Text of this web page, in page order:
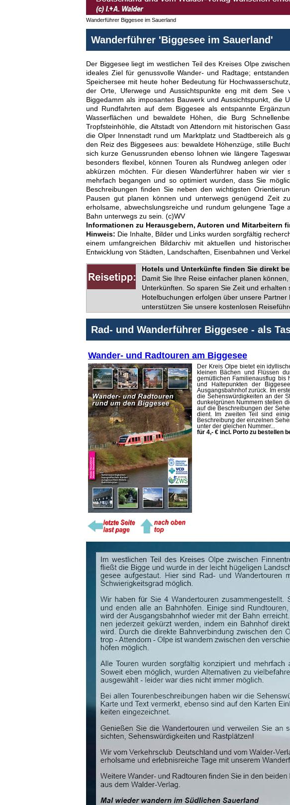
Wanderführer Biggesee im Sauerland
Wanderführer 'Biggesee im Sauerland'
Der Biggesee liegt im westlichen Teil des Kreises Olpe
ideales Ziel für genussvolle Wander- und Radtage;
Speichersee mit heute hoher Bedeutung für
der Orte, Uferwege und Aussichtspunkte eng mit dem
Biggedamm als imposantes Bauwerk und Aussichtspunkt,
und Rundfahrten auf dem Biggesee als entspannte
Wasserflächen und bewaldete Höhen, die Burg
Tropfsteinhöhle, die Altstadt von Attendorn mit historischen
die Olper Innenstadt rund um Marktplatz und Stadtbereich als
den Reiz des Biggesees aus: bewaldete Höhenzüge, stille
sich kurze Genussrunden ebenso lohnen wie längere
besonders flexibel, können Touren als Rundweg anlegen
abkürzen möchten. Für diesen Wanderführer haben wir vier
mehrfach begangen und so optimiert wurden, dass Sie
Beschreibungen finden Sie neben den wichtigsten
Pausen gut planen können und unterwegs genügend Zeit
erholsame, abwechslungsreiche und rundum gelungene
Bahn unterwegs zu sein. (c)WV
Informationen zu Herausgebern, Autoren und Mitarbeitern
Hinweis: Die Inhalte, Bilder und Links wurden sorgfältig
einem umfangreichen Bildarchiv mit aktuellen und
Entwicklung von Städten, Landschaften, Eisenbahnen und
Hotels und Unterkünfte finden Sie direkt
Damit Sie Ihre Reise einfacher planen
Unterkünften. So sparen Sie Zeit und
Hotelbuchungen erfolgen über unsere
unterstützen Sie unsere kostenlosen
Rad- und Wanderführer Biggesee - als
Wander- und Radtouren am Biggesee
Der Kreis Olpe bietet ein
kleinen Bächen und Flüssen
gemütlichen Familienausflug bis
und Haltepunkten der
Ausgangsbahnhof zurück. Im
die Sehenswürdigkeiten an der
dunkelgrünen Nummern stellen
auf die Beschreibungen der
dient. Im zweiten Teil sind
Beschreibung der einzelnen
unter der gleichen Nummer...
für 4,- € incl. Porto zu bestellen